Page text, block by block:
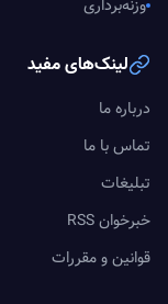
وزنه‌برداری
لینک‌های مفید
درباره ما
تماس با ما
تبلیغات
خبرخوان RSS
قوانین و مقررات